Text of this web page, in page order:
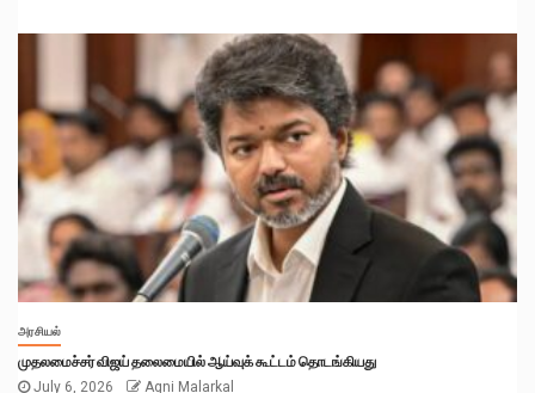
அரசியல்
முதலமைச்சர் விஜய் தலைமையில் ஆய்வுக் கூட்டம் தொடங்கியது
July 6, 2026
Agni Malarkal